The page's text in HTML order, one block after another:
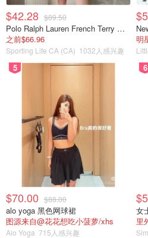
sulwhasoo❄️
Sulwhasoo 雪花秀
节日限
11·11选品官
$42.28 $89.50
Polo Ralph Lauren French Terry 女童连帽卫衣 7-16码
之前$66.96
Sporting Life CA (CA) 1032人感兴趣
5
$70.00 $88.00
alo yoga 黑色网球裙
图源来自@花花想吃小菠萝/xhs
Alo Yoga 715人感兴趣
6
女
里